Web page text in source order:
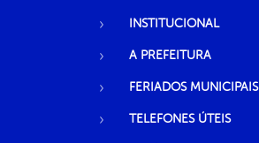
INSTITUCIONAL
A PREFEITURA
FERIADOS MUNICIPAIS
TELEFONES ÚTEIS